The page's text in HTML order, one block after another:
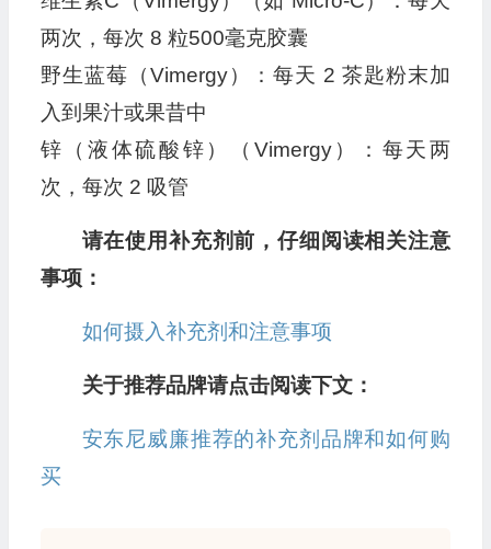
两次，每次 8 粒500毫克胶囊
野生蓝莓（Vimergy）：每天 2 茶匙粉末加
入到果汁或果昔中
锌（液体硫酸锌）（Vimergy）：每天两
次，每次 2 吸管
请在使用补充剂前，仔细阅读相关注意
事项：
如何摄入补充剂和注意事项
关于推荐品牌请点击阅读下文：
安东尼威廉推荐的补充剂品牌和如何购
买